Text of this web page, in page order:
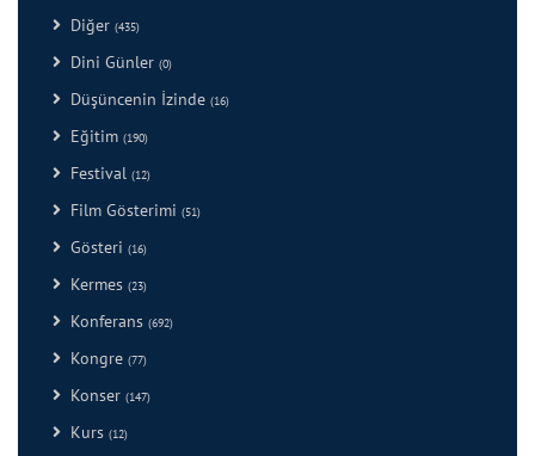
Diğer (435)
Dini Günler (0)
Düşüncenin İzinde (16)
Eğitim (190)
Festival (12)
Film Gösterimi (51)
Gösteri (16)
Kermes (23)
Konferans (692)
Kongre (77)
Konser (147)
Kurs (12)